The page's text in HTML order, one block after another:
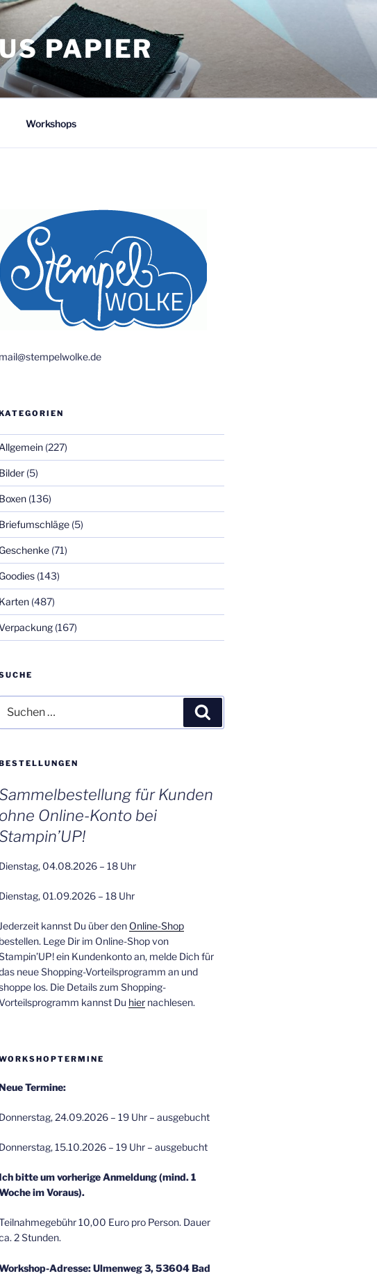
PAPIER
Workshops
mail@stempelwolke.de
Allgemein(227)
Bilder(5)
Boxen(136)
Briefumschläge(5)
Geschenke(71)
Goodies(143)
Karten(487)
(167)
nach:
für Kunden
ohne Online-Konto bei
Dienstag, 04.08.2026 – 18 Uhr
Dienstag, 01.09.2026 – 18 Uhr
Jederzeit kannst Du über den Online-Shop
bestellen. Lege Dir im Online-Shop von
ein Kundenkonto an, melde Dich für
neue Shopping-Vorteilsprogramm an und
los. Die Details zum Shopping-
kannst Du hiernachlesen.
Termine:
Donnerstag, 24.09.2026 – 19 Uhr – ausgebucht
Donnerstag, 15.10.2026 – 19 Uhr – ausgebucht
bitte um vorherige Anmeldung (mind. 1
im Voraus).
10,00 Euro pro Person. Dauer
2 Stunden.
Adresse: Ulmenweg 3, 53604 Bad